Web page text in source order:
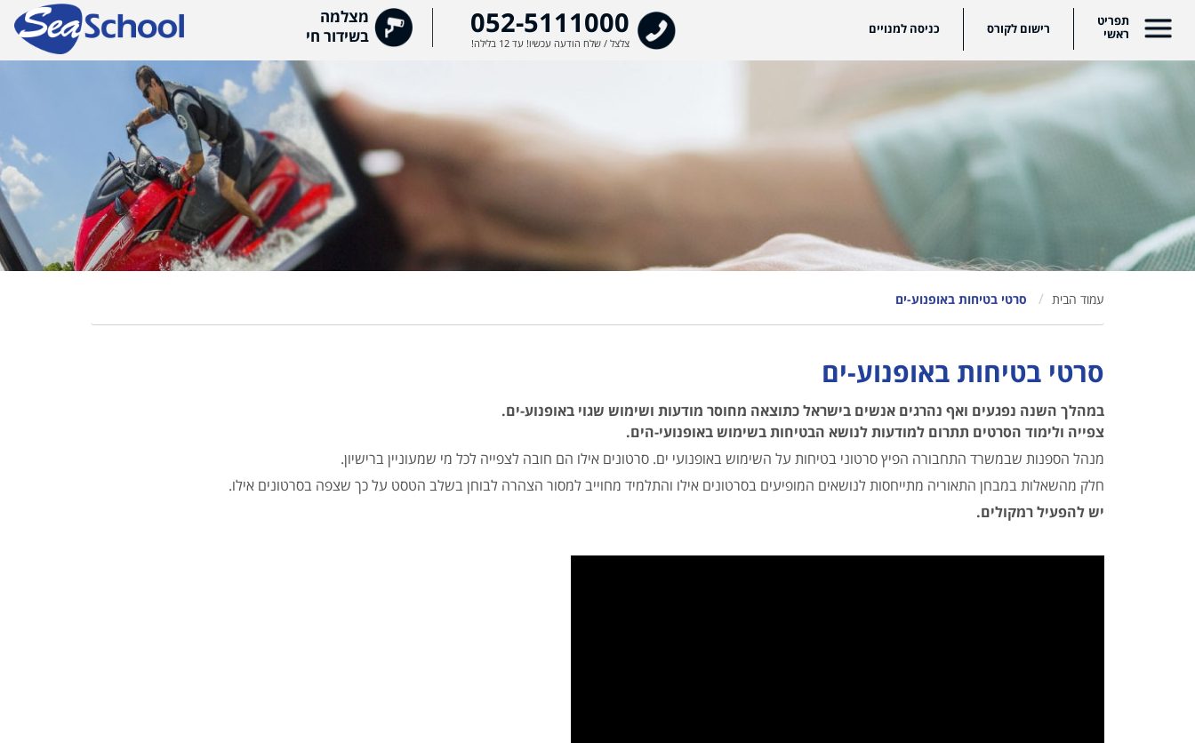
מצלמה
בשידור חי 052-5111000
צלצל / שלח הודעה עכשיו! עד 12 בלילה!
כניסה למנויים לקורס
עמוד הבית סרטי בטיחות באופנוע-ים
סרטי בטיחות באופנוע-ים
במהלך השנה נפגעים ואף נהרגים אנשים בישראל כתוצאה מחוסר מודעות ושימוש שגוי באופנוע-ים.
צפייה ולימוד הסרטים תתרום למודעות לנושא הבטיחות בשימוש באופנועי-הים.
מנהל הספנות שבמשרד התחבורה הפיץ סרטוני בטיחות על השימוש באופנועי ים. סרטונים אילו הם חובה לצפייה לכל מי שמעוניין ברישיון.
חלק מהשאלות במבחן התאוריה מתייחסות לנושאים המופיעים בסרטונים אילו והתלמיד מחוייב למסור הצהרה לבוחן בשלב הטסט על כך שצפה בסרטונים אילו.
יש להפעיל רמקולים.